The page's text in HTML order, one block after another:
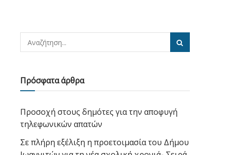
Πρόσφατα άρθρα
Προσοχή στους δημότες για την αποφυγή
τηλεφωνικών απατών
Σε πλήρη εξέλιξη η προετοιμασία του Δήμου